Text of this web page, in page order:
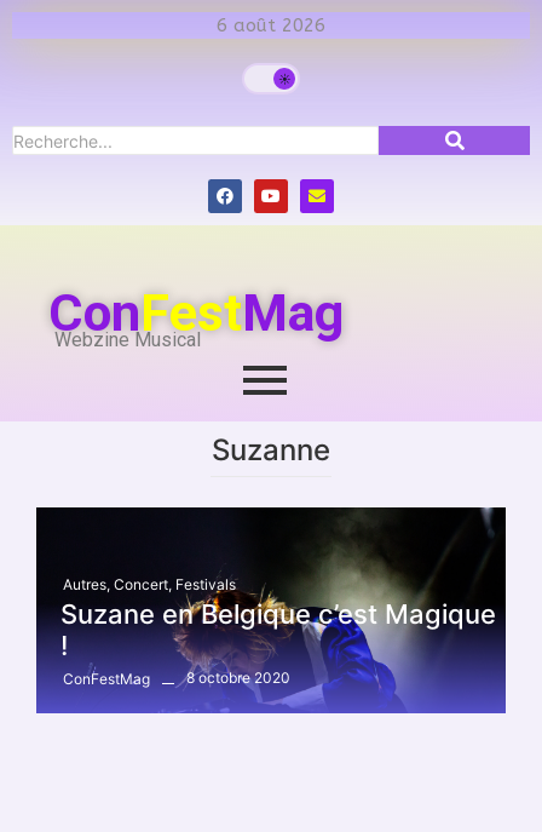
6 août 2026
ConFestMag
Webzine Musical
Suzanne
Autres, Concert, Festivals
Suzane en Belgique c’est Magique
!
ConFestMag 8 octobre 2020